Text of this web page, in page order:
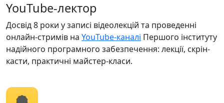
YouTube-лектор
Досвід 8 роки у записі відеолекцій та проведенні
онлайн-стримів на YouTube-каналі Першого інституту
надійного програмного забезпечення: лекції, скрін-
касти, практичні майстер-класи.